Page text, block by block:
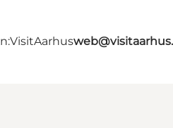
VisitAarhus